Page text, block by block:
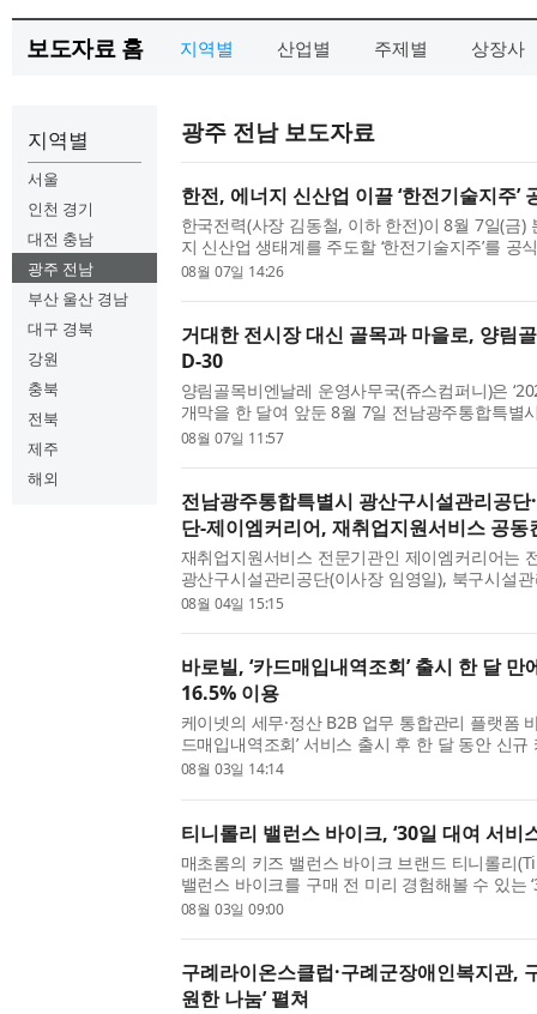
보도자료 홈 지역별 산업별 주제별 상장사
지역별
서울
인천 경기
대전 충남
광주 전남
부산 울산 경남
대구 경북
강원
충북
전북
제주
해외
광주 전남 보도자료
한전, 에너지 신산업 이끌 ‘한전기술지주’
한국전력(사장 김동철, 이하 한전)이 8월 7일(금)
지 신산업 생태계를 주도할 ‘한전기술지주’를 공
사업 추진에 나섰다. 이날 행사에는 기후에너지
08월 07일 14:26
거대한 전시장 대신 골목과 마을로, 양림
D-30
양림골목비엔날레 운영사무국(쥬스컴퍼니)은
개막을 한 달여 앞둔 8월 7일 전남광주통합특별
유니크베뉴 10년후그라운드에서 ‘양림골목비엔
08월 07일 11:57
전남광주통합특별시 광산구시설관리공단
단-제이엠커리어, 재취업지원서비스 공
재취업지원서비스 전문기관인 제이엠커리어는
광산구시설관리공단(이사장 임영일), 북구시설
리 이옥춘)과 ‘재취업지원서비스 공동컨설팅 업
08월 04일 15:15
바로빌, ‘카드매입내역조회’ 출시 한 달 만
16.5% 이용
케이넷의 세무·정산 B2B 업무 통합관리 플랫폼
드매입내역조회’ 서비스 출시 후 한 달 동안 신
객사 96곳 중 16.5%가 이용하고 있다고 3일 밝
08월 03일 14:14
티니롤리 밸런스 바이크, ‘30일 대여 서비
매초롬의 키즈 밸런스 바이크 브랜드 티니롤리
밸런스 바이크를 구매 전 미리 경험해볼 수 있는
오픈했다고 밝혔다. 티니롤리는 ‘우리 아이 첫 라
08월 03일 09:00
구례라이온스클럽·구례군장애인복지관,
원한 나눔’ 펼쳐